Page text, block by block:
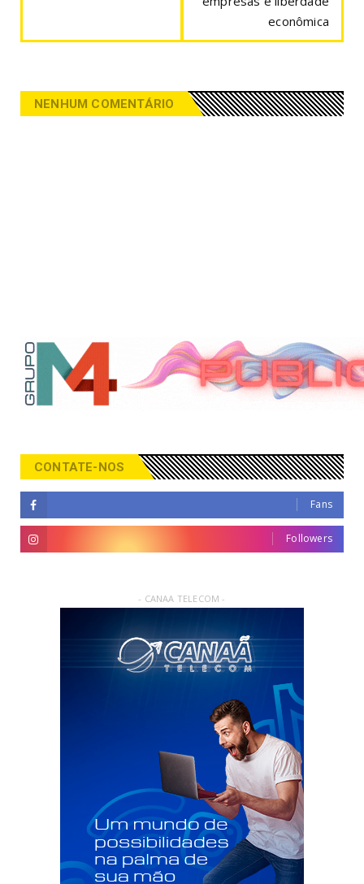
econômica
NENHUM COMENTÁRIO
CONTATE-NOS
Fans
Followers
- CANAA TELECOM -